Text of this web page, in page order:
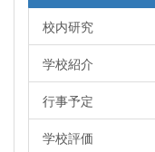
校内研究
学校紹介
行事予定
学校評価